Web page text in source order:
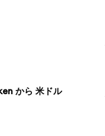
から 米ドル